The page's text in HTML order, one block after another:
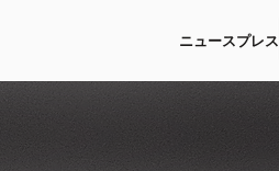
ニュースプレス